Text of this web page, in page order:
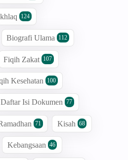
124
Biografi Ulama 112
Fiqih Zakat 107
Kesehatan 100
Daftar Isi Dokumen 77
71 Kisah 68
Kebangsaan 46